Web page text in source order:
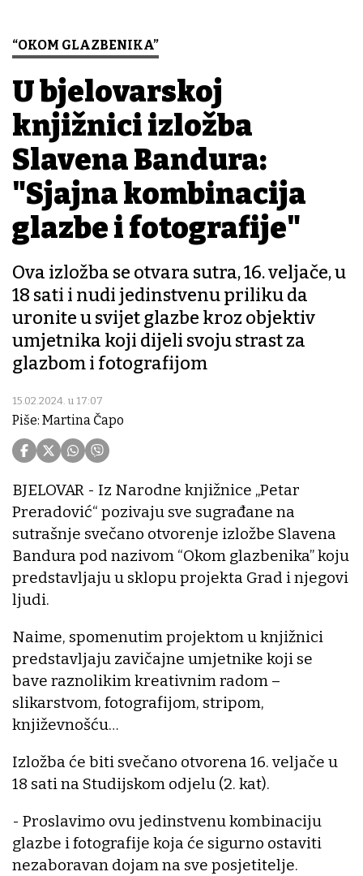
“OKOM GLAZBENIKA”
U bjelovarskoj
knjižnici izložba
Slavena Bandura:
"Sjajna kombinacija
glazbe i fotografije"
Ova izložba se otvara sutra, 16. veljače, u
18 sati i nudi jedinstvenu priliku da
uronite u svijet glazbe kroz objektiv
umjetnika koji dijeli svoju strast za
glazbom i fotografijom
15.02.2024. u 17:07
Piše: Martina Čapo
BJELOVAR - Iz Narodne knjižnice „Petar
Preradović“ pozivaju sve sugrađane na
sutrašnje svečano otvorenje izložbe Slavena
Bandura pod nazivom “Okom glazbenika” koju
predstavljaju u sklopu projekta Grad i njegovi
ljudi.
Naime, spomenutim projektom u knjižnici
predstavljaju zavičajne umjetnike koji se
bave raznolikim kreativnim radom –
slikarstvom, fotografijom, stripom,
književnošću…
Izložba će biti svečano otvorena 16. veljače u
18 sati na Studijskom odjelu (2. kat).
- Proslavimo ovu jedinstvenu kombinaciju
glazbe i fotografije koja će sigurno ostaviti
nezaboravan dojam na sve posjetitelje.